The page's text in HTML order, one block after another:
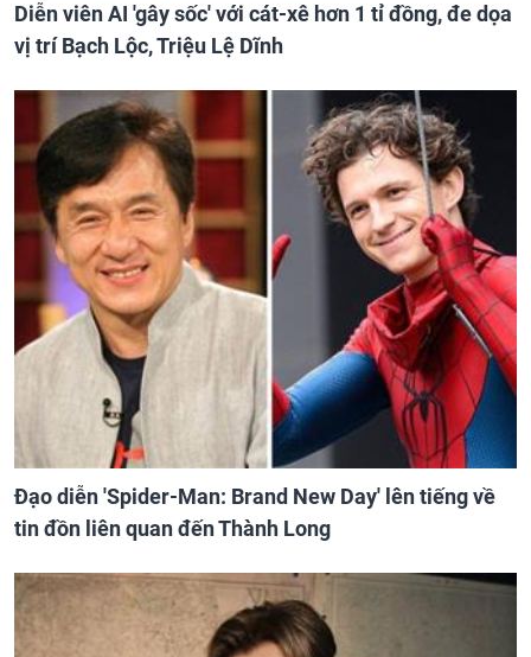
Diễn viên AI 'gây sốc' với cát-xê hơn 1 tỉ đồng, đe dọa
vị trí Bạch Lộc, Triệu Lệ Dĩnh
Đạo diễn 'Spider-Man: Brand New Day' lên tiếng về
tin đồn liên quan đến Thành Long